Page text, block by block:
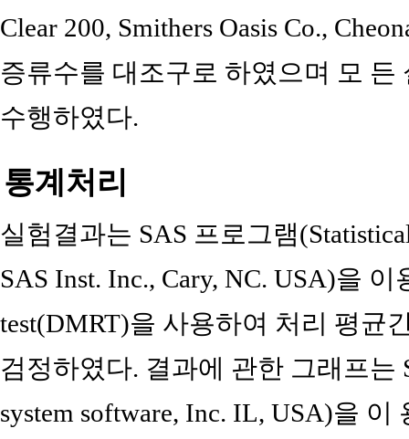
Clear 200, Smithers Oasis Co.,
증류수를 대조구로 하였으며 모 든
수행하였다.
통계처리
실험결과는 SAS 프로그램
SAS Inst. Inc., Cary, NC. USA)을 이
test(DMRT)을 사용하여 처리 평균
검정하였다. 결과에 관한 그래프는
system software, Inc. IL, USA)을